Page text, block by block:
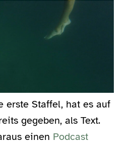
erste Staffel, hat es auf
gegeben, als Text.
einen Podcast